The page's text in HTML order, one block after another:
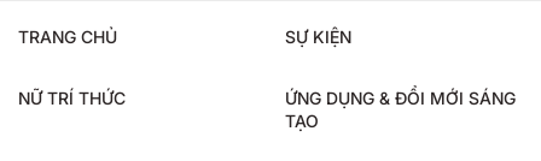
TRANG CHỦ SỰ KIỆN
NỮ TRÍ THỨC
ỨNG DỤNG & ĐỔI MỚI SÁNG
TẠO